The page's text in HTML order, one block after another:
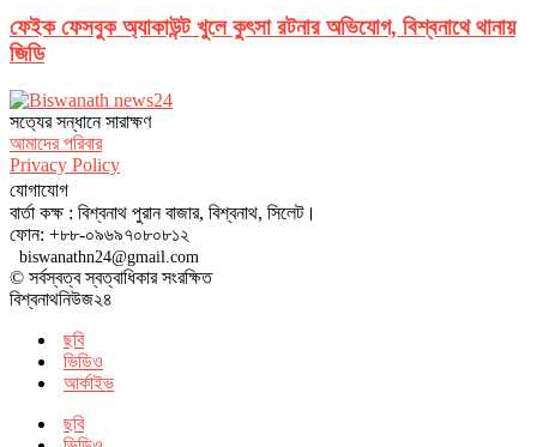
ফেইক ফেসবুক অ্যাকাউন্ট খুলে কুৎসা রটনার অভিযোগ, বিশ্বনাথে থানায়
জিডি
সত‌্যের সন্ধানে সারাক্ষণ
আমাদের পরিবার
Privacy Policy
যোগাযোগ
বার্তা কক্ষ : বিশ্বনাথ পুরান বাজার, বিশ্বনাথ, সিলেট।
ফোন: +৮৮-০৯৬৯৭০৮০৮১২
biswanathn24@gmail.com
© সর্বস্বত্ব স্বত্বাধিকার সংরক্ষিত
বিশ্বনাথনিউজ২৪
ছবি
ভিডিও
আর্কাইভ
ছবি